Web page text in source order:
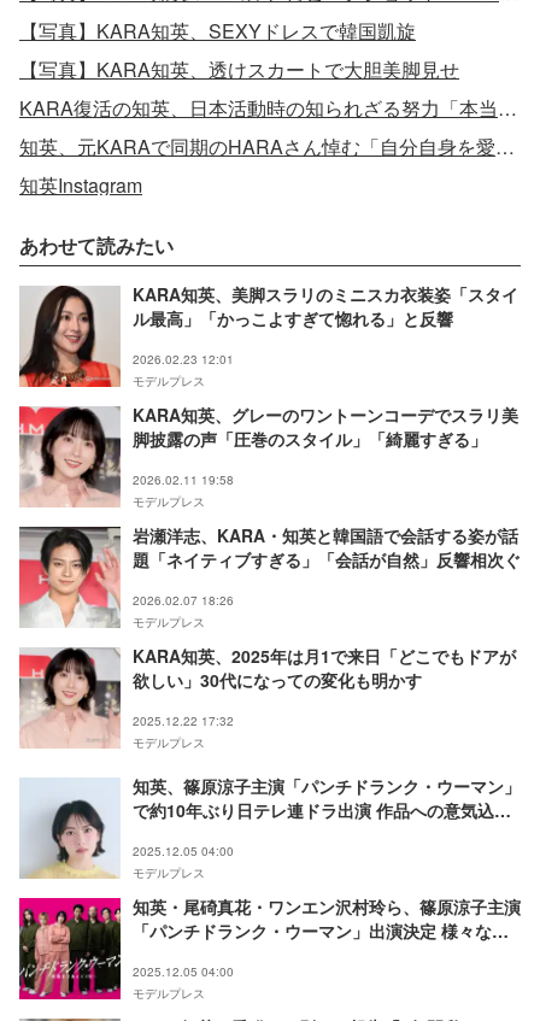
【写真】KARA知英、SEXYドレスで韓国凱旋
【写真】KARA知英、透けスカートで大胆美脚見せ
KARA復活の知英、日本活動時の知られざる努力「本当に成功して帰りたかった」
知英、元KARAで同期のHARAさん悼む「自分自身を愛してください」
知英Instagram
あわせて読みたい
KARA知英、美脚スラリのミニスカ衣装姿「スタイ
ル最高」「かっこよすぎて惚れる」と反響
2026.02.23 12:01
モデルプレス
KARA知英、グレーのワントーンコーデでスラリ美
脚披露の声「圧巻のスタイル」「綺麗すぎる」
2026.02.11 19:58
モデルプレス
岩瀬洋志、KARA・知英と韓国語で会話する姿が話
題「ネイティブすぎる」「会話が自然」反響相次ぐ
2026.02.07 18:26
モデルプレス
KARA知英、2025年は月1で来日「どこでもドアが
欲しい」30代になっての変化も明かす
2025.12.22 17:32
モデルプレス
知英、篠原涼子主演「パンチドランク・ウーマン」
で約10年ぶり日テレ連ドラ出演 作品への意気込み
2025.12.05 04:00
モデルプレス
知英・尾碕真花・ワンエン沢村玲ら、篠原涼子主演
「パンチドランク・ウーマン」出演決定 様々な犯
2025.12.05 04:00
モデルプレス